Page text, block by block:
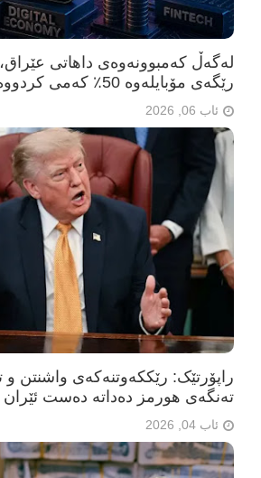
لەگەڵ کەمبوونەوەی داهاتی عێراق،
رێگەی مۆبایلەوە 50٪ کەمی کردووە
ئاب 06, 2026
راپۆرتێک: رێککەوتنەکەی واشنتن و
تەنگەی هورمز دەداتە دەست ئێران
ئاب 04, 2026